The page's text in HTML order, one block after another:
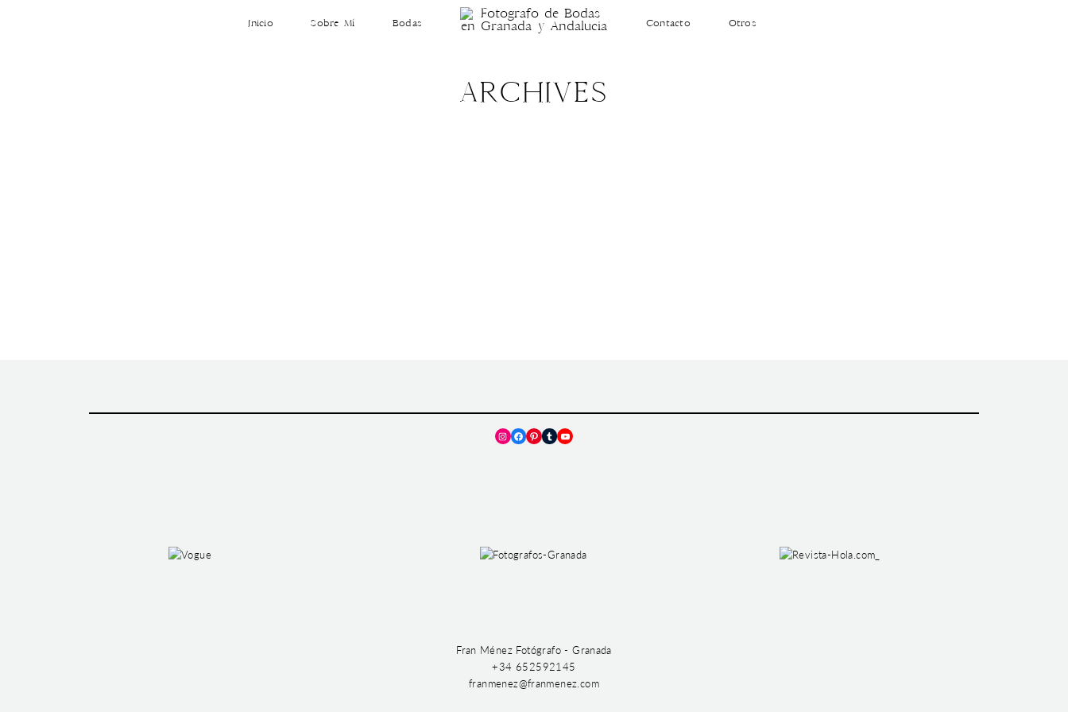
Inicio Sobre Mí Bodas Contacto Otros
ARCHIVES
Instagram
Facebook
Pinterest
TumblrYouTube
Fran Ménez Fotógrafo - Granada
+34 652592145
franmenez@franmenez.com